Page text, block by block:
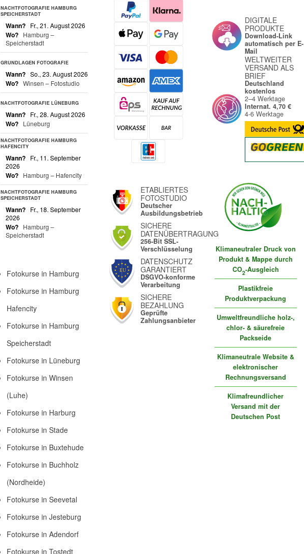
NACHTFOTOGRAFIE HAMBURG
SPEICHERSTADT
Wann? Fr., 21. August 2026
Wo?
Hamburg –
Speicherstadt
GRUNDLAGEN FOTOGRAFIE
Wann? So., 23. August 2026
Wo? Winsen – Fotostudio
NACHTFOTOGRAFIE LÜNEBURG
Wann? Fr., 28. August 2026
Wo? Lüneburg
NACHTFOTOGRAFIE HAMBURG
HAFENCITY
Wann?
Fr., 11. September
2026
Wo? Hamburg – Hafencity
NACHTFOTOGRAFIE HAMBURG
SPEICHERSTADT
Wann?
Fr., 18. September
2026
Wo?
Hamburg –
Speicherstadt
Fotokurse in Hamburg
Fotokurse in Hamburg
Hafencity
Fotokurse in Hamburg
Speicherstadt
Fotokurse in Lüneburg
Fotokurse in Winsen
(Luhe)
Fotokurse in Harburg
Fotokurse in Stade
Fotokurse in Buxtehude
Fotokurse in Buchholz
(Nordheide)
Fotokurse in Seevetal
Fotokurse in Jesteburg
Fotokurse in Adendorf
Fotokurse in Tostedt
ETABLIERTES
FOTOSTUDIO
Deutscher
Ausbildungsbetrieb
SICHERE
DATENÜBERTRAGUNG
256-Bit SSL-
Verschlüsselung
DATENSCHUTZ
GARANTIERT
DSGVO-konforme
Verarbeitung
SICHERE
BEZAHLUNG
Geprüfte
Zahlungsanbieter
DIGITALE
PRODUKTE
Download-Link
automatisch per E-
Mail
WELTWEITER
VERSAND ALS
BRIEF
Deutschland
kostenlos
2–4 Werktage
Internat. 4,70 €
4-6 Werktage
Klimaneutraler Druck von
Produkt & Mappe durch
CO2-Ausgleich
Plastikfreie
Produktverpackung
Umweltfreundliche holz-,
chlor- & säurefreie
Packseide
Klimaneutrale Website &
elektronischer
Rechnungsversand
Klimafreundlicher
Versand mit der
Deutschen Post